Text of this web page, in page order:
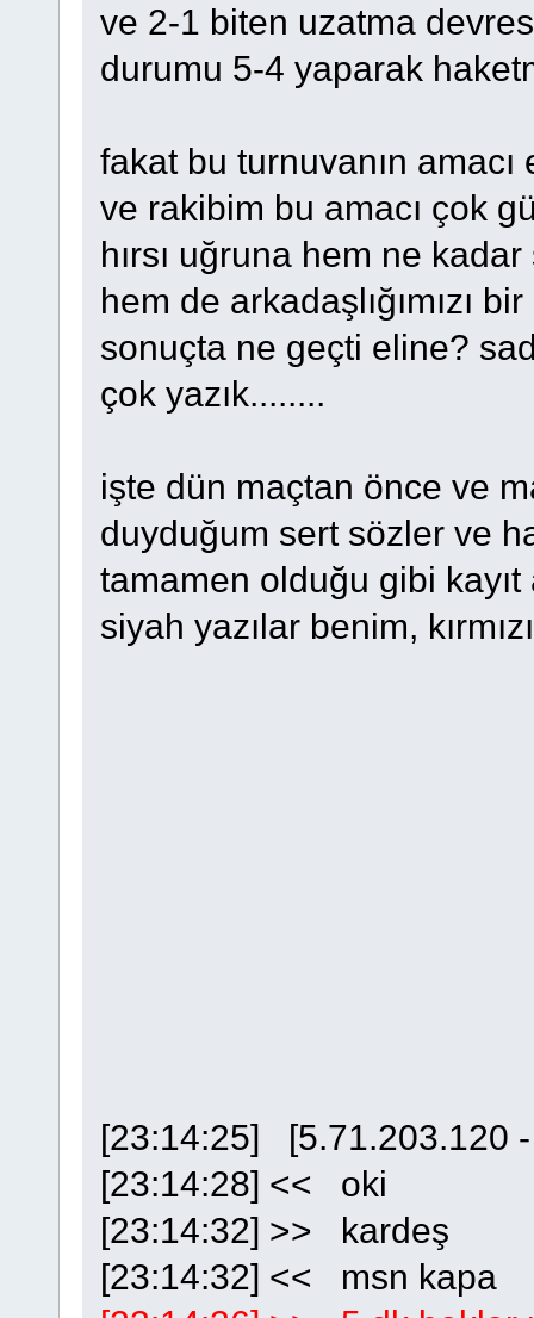
ve 2-1 biten uzatma
durumu 5-4 yaparak
fakat bu turnuvanın amacı
ve rakibim bu amacı çok
hırsı uğruna hem ne
hem de arkadaşlığımızı
sonuçta ne geçti eline?
çok yazık........
işte dün maçtan önce ve
duyduğum sert sözler ve
tamamen olduğu gibi kayıt
siyah yazılar benim,
[23:14:25] [5.71.203.120 -
[23:14:28] << oki
[23:14:32] >> kardeş
[23:14:32] << msn kapa